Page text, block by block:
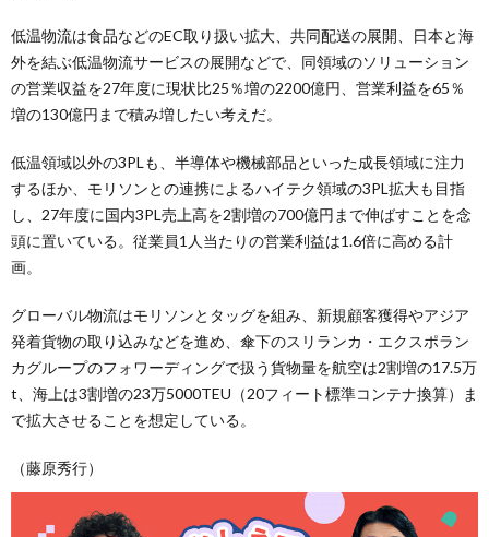
低温物流は食品などのEC取り扱い拡大、共同配送の展開、日本と海
外を結ぶ低温物流サービスの展開などで、同領域のソリューション
の営業収益を27年度に現状比25％増の2200億円、営業利益を65％
増の130億円まで積み増したい考えだ。
低温領域以外の3PLも、半導体や機械部品といった成長領域に注力
するほか、モリソンとの連携によるハイテク領域の3PL拡大も目指
し、27年度に国内3PL売上高を2割増の700億円まで伸ばすことを念
頭に置いている。従業員1人当たりの営業利益は1.6倍に高める計
画。
グローバル物流はモリソンとタッグを組み、新規顧客獲得やアジア
発着貨物の取り込みなどを進め、傘下のスリランカ・エクスポラン
カグループのフォワーディングで扱う貨物量を航空は2割増の17.5万
t、海上は3割増の23万5000TEU（20フィート標準コンテナ換算）ま
で拡大させることを想定している。
（藤原秀行）